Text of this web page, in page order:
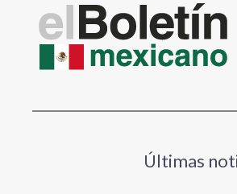
Últimas